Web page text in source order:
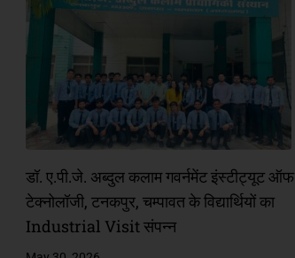
डॉ. ए.पी.जे. अब्दुल कलाम गवर्नमेंट इंस्टीट्यूट ऑफ
टेक्नोलॉजी, टनकपुर, चम्पावत के विद्यार्थियों का
Industrial Visit संपन्न